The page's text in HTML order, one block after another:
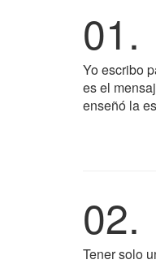
01.
Yo escribo
es el
enseñó la
02.
Tener solo